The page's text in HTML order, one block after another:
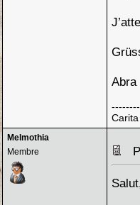
Abra
Melmothia
Membre